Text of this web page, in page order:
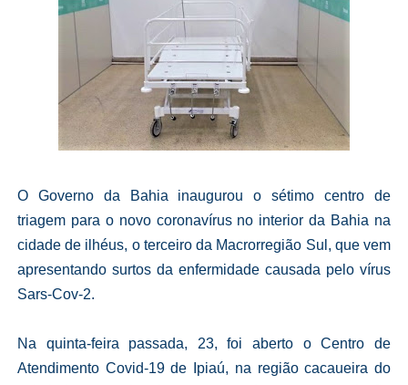
O Governo da Bahia inaugurou o sétimo centro de
triagem para o novo coronavírus no interior da Bahia na
cidade de ilhéus, o terceiro da Macrorregião Sul, que vem
apresentando surtos da enfermidade causada pelo vírus
Sars-Cov-2.
Na quinta-feira passada, 23, foi aberto o Centro de
Atendimento Covid-19 de Ipiaú, na região cacaueira do